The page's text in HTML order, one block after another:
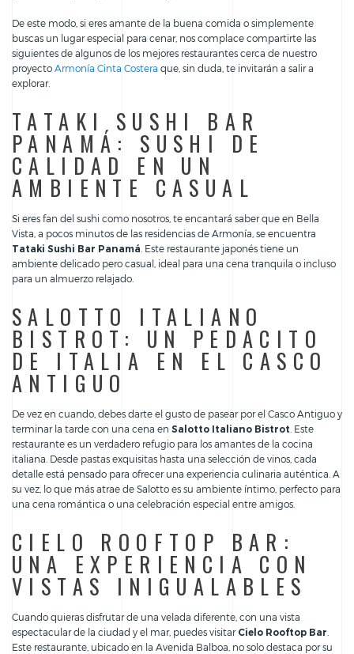
De este modo, si eres amante de la buena comida o simplemente
buscas un lugar especial para cenar, nos complace compartirte las
siguientes de algunos de los mejores restaurantes cerca de nuestro
proyecto Armonía Cinta Costera que, sin duda, te invitarán a salir a
explorar.
TATAKI SUSHI BAR
PANAMÁ: SUSHI DE
CALIDAD EN UN
AMBIENTE CASUAL
Si eres fan del sushi como nosotros, te encantará saber que en Bella
Vista, a pocos minutos de las residencias de Armonía, se encuentra
Tataki Sushi Bar Panamá . Este restaurante japonés tiene un
ambiente delicado pero casual, ideal para una cena tranquila o incluso
para un almuerzo relajado.
SALOTTO ITALIANO
BISTROT: UN PEDACITO
DE ITALIA EN EL CASCO
ANTIGUO
De vez en cuando, debes darte el gusto de pasear por el Casco Antiguo y
terminar la tarde con una cena en Salotto Italiano Bistrot . Este
restaurante es un verdadero refugio para los amantes de la cocina
italiana. Desde pastas exquisitas hasta una selección de vinos, cada
detalle está pensado para ofrecer una experiencia culinaria auténtica. A
su vez, lo que más atrae de Salotto es su ambiente íntimo, perfecto para
una cena romántica o una celebración especial entre amigos.
CIELO ROOFTOP BAR:
UNA EXPERIENCIA CON
VISTAS INIGUALABLES
Cuando quieras disfrutar de una velada diferente, con una vista
espectacular de la ciudad y el mar, puedes visitar Cielo Rooftop Bar
Este restaurante, ubicado en la Avenida Balboa, no solo destaca por su